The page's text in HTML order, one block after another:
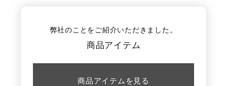
弊社のことをご紹介いただきました。
商品アイテム
商品アイテムを見る